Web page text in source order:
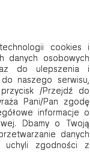
cookies i
danych osobowych
do ulepszenia i
naszego serwisu,
/Przejdź do
Pani/Pan zgodę
informacje o
Dbamy o Twoją
danych
zgodności z